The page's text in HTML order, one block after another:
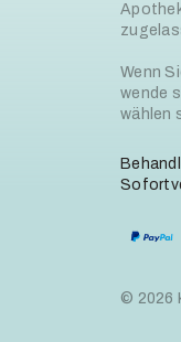
Wenn
wende
wählen
© 2026